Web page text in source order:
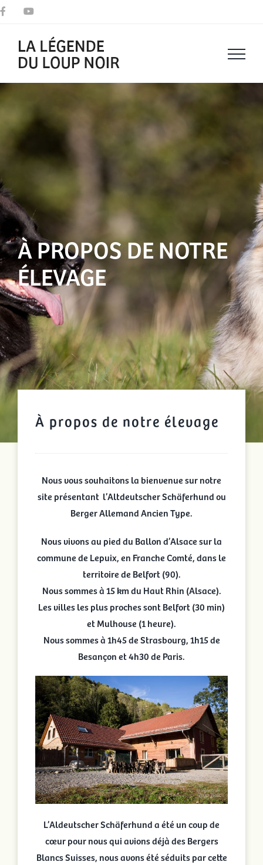
Passer
contenu
Facebook
À PROPOS DE NOTRE
ÉLEVAGE
À propos de notre élevage
Nous vous souhaitons la bienvenue sur notre
site présentant l’Altdeutscher Schäferhund ou
Berger Allemand Ancien Type.
Nous vivons au pied du Ballon d’Alsace sur la
commune de Lepuix, en Franche Comté, dans le
territoire de Belfort (90).
Nous sommes à 15 km du Haut Rhin (Alsace).
Les villes les plus proches sont Belfort (30 min)
et Mulhouse (1 heure).
Nous sommes à 1h45 de Strasbourg, 1h15 de
Besançon et 4h30 de Paris.
L’Aldeutscher Schäferhund a été un coup de
cœur pour nous qui avions déjà des Bergers
Blancs Suisses, nous avons été séduits par cette